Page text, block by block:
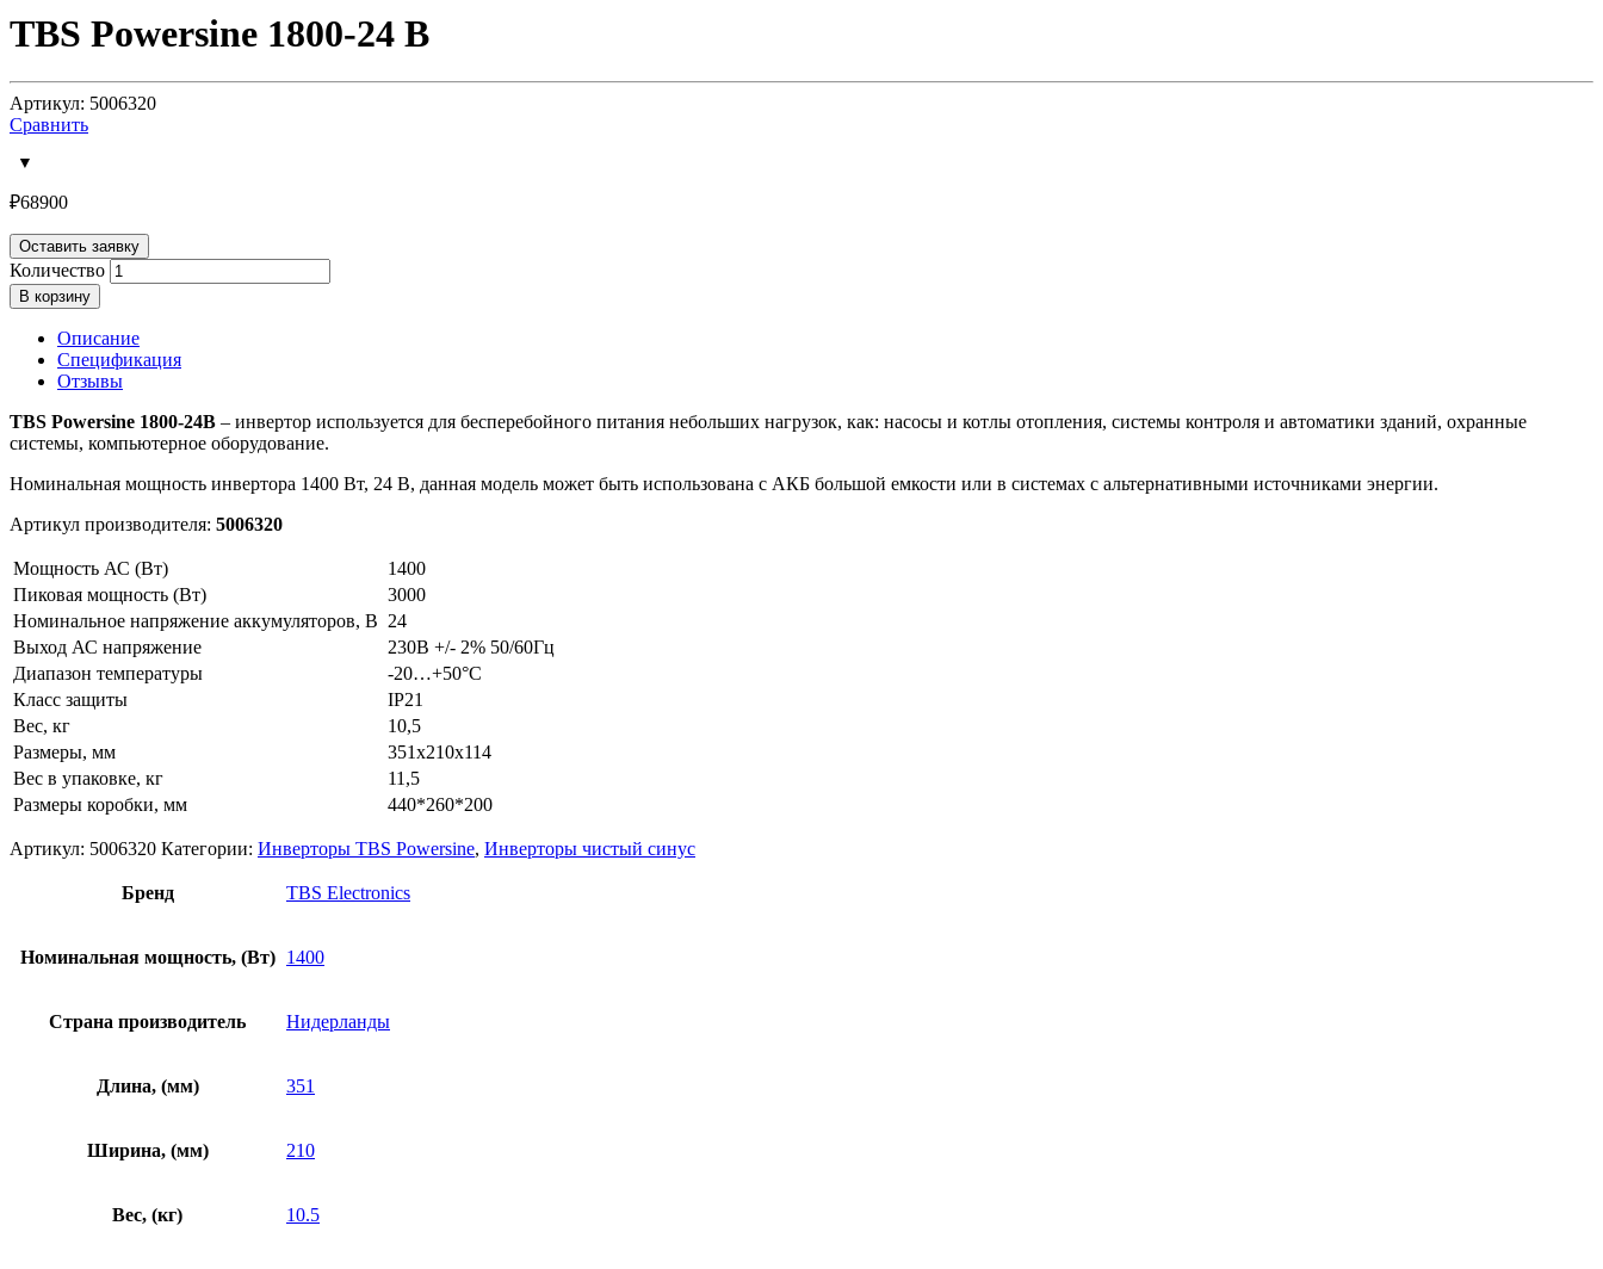
TBS Powersine 1800-24 В
Артикул: 5006320
Сравнить
₽68900
Оставить заявку
Количество
В корзину
Описание
Спецификация
Отзывы
TBS Powersine 1800-24В – инвертор используется для бесперебойного питания небольших нагрузок, как: насосы и котлы отопления, системы контроля и автоматики зданий, охранные
системы, компьютерное оборудование.
Номинальная мощность инвертора 1400 Вт, 24 В, данная модель может быть использована с АКБ большой емкости или в системах с альтернативными источниками энергии.
Артикул производителя: 5006320
Мощность АС (Вт)
1400
Пиковая мощность (Вт)
3000
Номинальное напряжение аккумуляторов, В 24
Выход АС напряжение
230В +/- 2% 50/60Гц
Диапазон температуры
-20…+50°C
Класс защиты
IP21
Вес, кг
10,5
Размеры, мм
351x210x114
Вес в упаковке, кг
11,5
Размеры коробки, мм
440*260*200
Артикул: 5006320 Категории: Инверторы TBS Powersine, Инверторы чистый синус
Бренд TBS Electronics
Номинальная мощность, (Вт) 1400
Страна производитель Нидерланды
Длина, (мм) 351
Ширина, (мм) 210
Вес, (кг) 10.5